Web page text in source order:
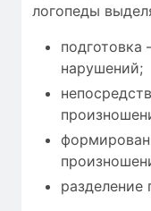
логопеды
подготовка
нарушений;
разделение